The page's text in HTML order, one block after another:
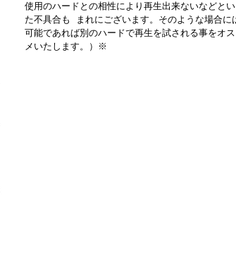
使用のハードとの相性により再生出来ないなどとい
た不具合も まれにございます。そのような場合に
可能であれば別のハードで再生を試される事をオ
メいたします。）※